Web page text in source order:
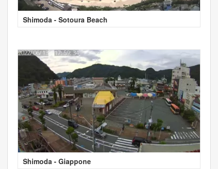
Shimoda - Sotoura Beach
Shimoda - Giappone